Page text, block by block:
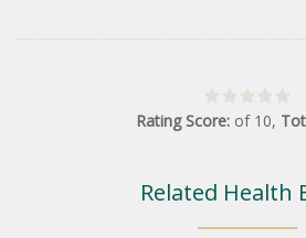
Rating Score: of 10,
Related Health